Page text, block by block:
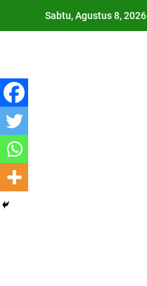
Sabtu, Agustus 8, 2026